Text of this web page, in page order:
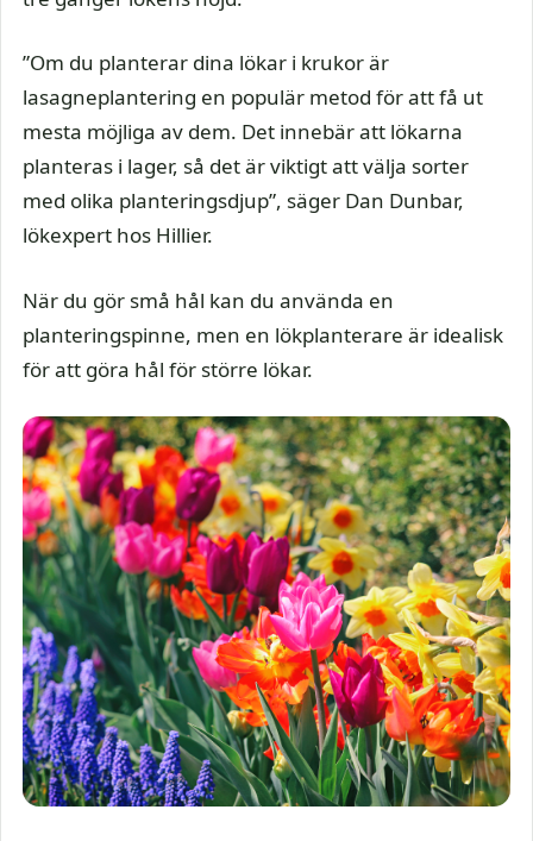
”Om du planterar dina lökar i krukor är
lasagneplantering en populär metod för att få ut
mesta möjliga av dem. Det innebär att lökarna
planteras i lager, så det är viktigt att välja sorter
med olika planteringsdjup”, säger Dan Dunbar,
lökexpert hos Hillier.
När du gör små hål kan du använda en
planteringspinne, men en lökplanterare är idealisk
för att göra hål för större lökar.